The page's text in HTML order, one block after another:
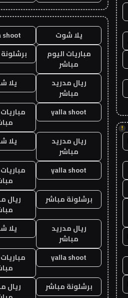
!
يلا شوت
shoot
مباريات اليوم
مباشر
ريال مدريد
مباشر
يلا
yalla shoot
ريال مدريد
مباشر
يلا
yalla shoot
برشلونة مباشر
ريال
ريال مدريد
مباشر
يلا
yalla shoot
برشلونة مباشر
ريال